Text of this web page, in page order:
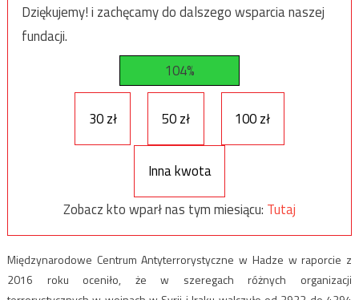
Dziękujemy! i zachęcamy do dalszego wsparcia naszej
fundacji.
104%
30 zł 50 zł 100 zł
Inna kwota
Zobacz kto wparł nas tym miesiącu: Tutaj
Międzynarodowe Centrum Antyterrorystyczne w Hadze w raporcie z
2016 roku oceniło, że w szeregach różnych organizacji